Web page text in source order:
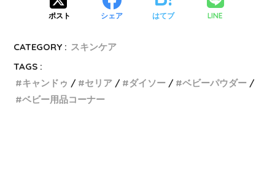
ポスト シェア はてブ LINE
CATEGORY : スキンケア
TAGS :
キャンドゥ
セリア ダイソー
ベビーパウダー
ベビー用品コーナー